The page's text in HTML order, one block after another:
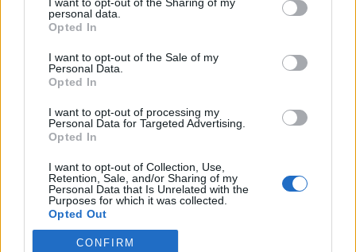
I want to opt-out of the Sharing of my
personal data.
Opted In
I want to opt-out of the Sale of my
Personal Data.
Opted In
I want to opt-out of processing my
Personal Data for Targeted Advertising.
Opted In
I want to opt-out of Collection, Use,
Retention, Sale, and/or Sharing of my
Personal Data that Is Unrelated with the
Purposes for which it was collected.
Opted Out
CONFIRM
Thema: Zum Bereich Ideenpool
naranja
Lebende Forenlegende
Beiträge:
23 April 2026
Breckie
Lebende Forenlegende
Beiträge:
Tango50
Meister eines Forums, weiblich, <
Beiträge: 385 Zustimmungen: 1.992 Punkte für Erfolge:
seewolf-123